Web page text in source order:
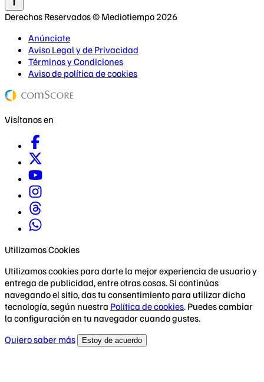
Derechos Reservados © Mediotiempo 2026
Anúnciate
Aviso Legal y de Privacidad
Términos y Condiciones
Aviso de política de cookies
Visítanos en
Utilizamos Cookies
Utilizamos cookies para darte la mejor experiencia de usuario y
entrega de publicidad, entre otras cosas. Si continúas
navegando el sitio, das tu consentimiento para utilizar dicha
tecnología, según nuestra Política de cookies. Puedes cambiar
la configuración en tu navegador cuando gustes.
Quiero saber más
Estoy de acuerdo